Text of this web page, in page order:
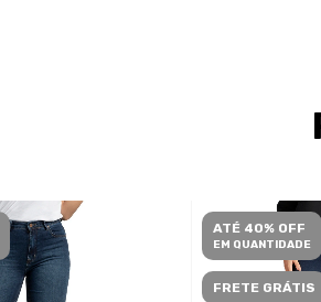
ATÉ 40% OFF
EM QUANTIDADE
FRETE GRÁTIS